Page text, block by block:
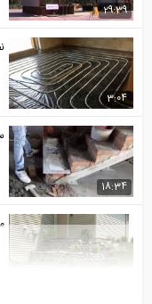
29:39
3:04
18:34